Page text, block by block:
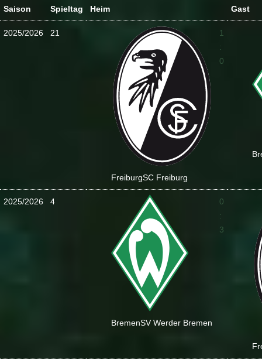
Saison Spieltag Heim Gast
2025/2026 21
FreiburgSC Freiburg
1
:
0
2025/2026 4
BremenSV Werder Bremen
0
:
3